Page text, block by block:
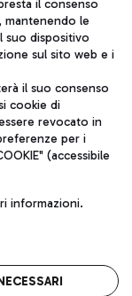
direzione e
13032990155 P.
Fiumicino (RM)
il consenso
mantenendo le
suo dispositivo
sul sito web e i
il suo consenso
cookie di
revocato in
per i
(accessibile
informazioni.